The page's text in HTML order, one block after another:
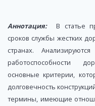
Аннотация:В статье
сроков службы жестких
странах.
работоспособности
основные критерии,
долговечность
термины, имеющие